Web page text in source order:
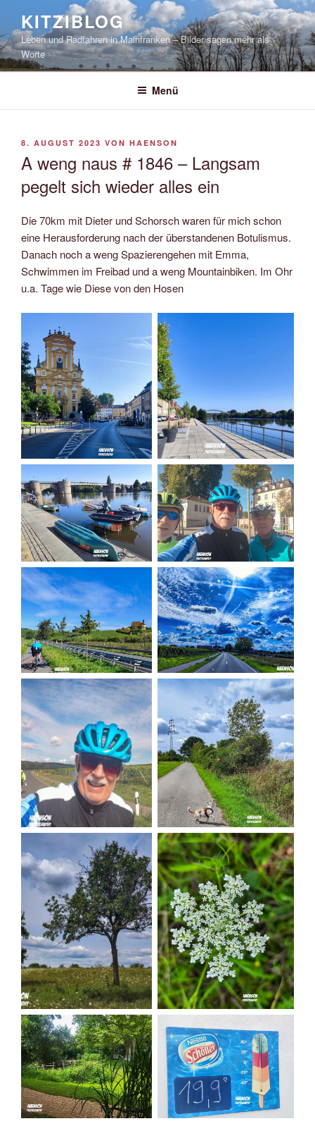
springen
KITZIBLOG
Leben und Radfahren in Mainfranken – Bilder sagen mehr als
Worte
Menü
VERÖFFENTLICHT
8. AUGUST 2023 VON HAENSON
A weng naus # 1846 – Langsam
pegelt sich wieder alles ein
Die 70km mit Dieter und Schorsch waren für mich schon
eine Herausforderung nach der überstandenen Botulismus.
Danach noch a weng Spazierengehen mit Emma,
Schwimmen im Freibad und a weng Mountainbiken. Im Ohr
u.a. Tage wie Diese von den Hosen